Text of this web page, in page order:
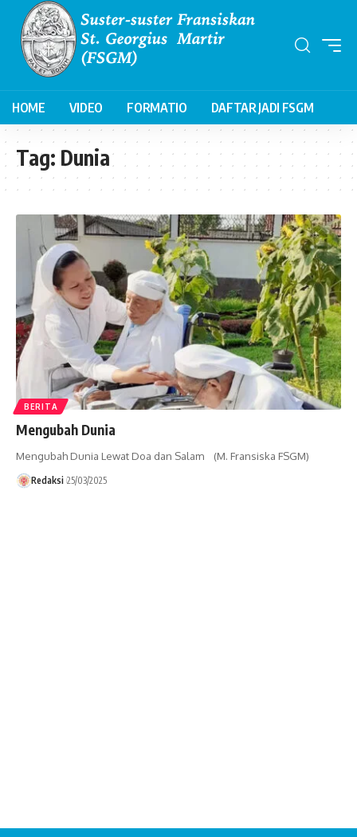
HOME VIDEO FORMATIO DAFTAR JADI FSGM
Tag: Dunia
BERITA
Mengubah Dunia
Mengubah Dunia Lewat Doa dan Salam (M. Fransiska FSGM)
Redaksi 25/03/2025